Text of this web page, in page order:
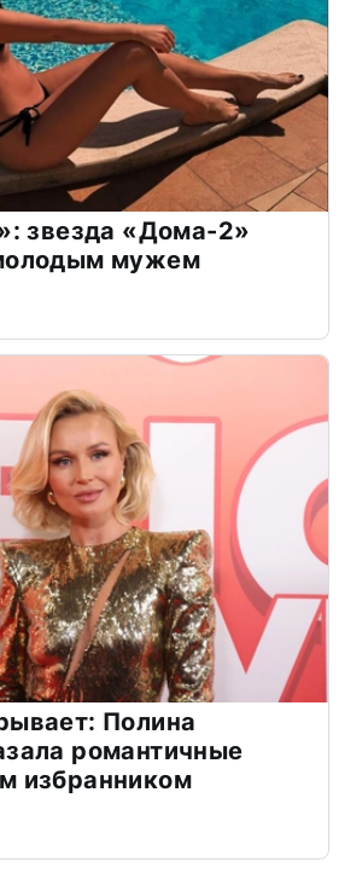
звезда «Дома-2»
мужем
Полина
романтичные
избранником